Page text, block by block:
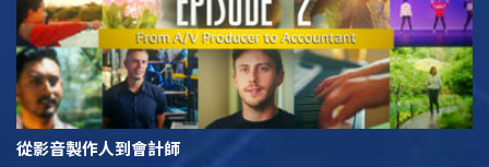
從影音製作人到會計師